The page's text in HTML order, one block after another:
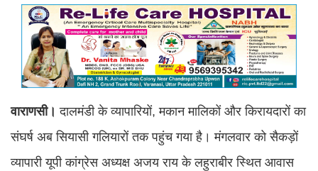
वाराणसी। दालमंडी के व्यापारियों, मकान मालिकों और किरायदारों का
संघर्ष अब सियासी गलियारों तक पहुंच गया है। मंगलवार को सैकड़ों
व्यापारी यूपी कांग्रेस अध्यक्ष अजय राय के लहुराबीर स्थित आवास